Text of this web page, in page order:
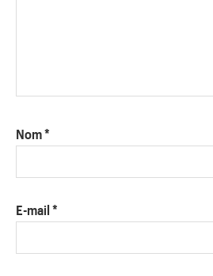
Nom*
E-mail *